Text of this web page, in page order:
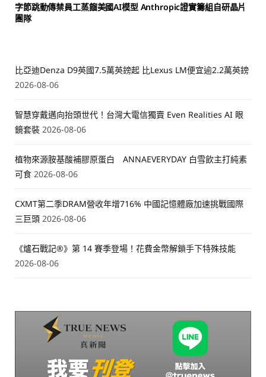
字節跳動傳禁員工蒸餾美國AI模型 Anthropic證實籌組自研晶片
團隊
比亞迪Denza D9英國7.5萬英鎊起 比Lexus LM便宜逾2.2萬英鎊
2026-08-06
智慧穿戴邁向抬頭世代！台灣大電信獨賣 Even Realities AI 眼
鏡套裝 2026-08-06
植物來源胺基酸補膠原蛋白 ANNAEVERYDAY 白雪飲主打純素
可食 2026-08-06
CXMT第二季DRAM營收年增716% 中國記憶體廠加速挑戰國際
三巨頭 2026-08-06
《爐石戰記®》第 14 賽季登場！花費金幣解鎖手下特殊技能
2026-08-06